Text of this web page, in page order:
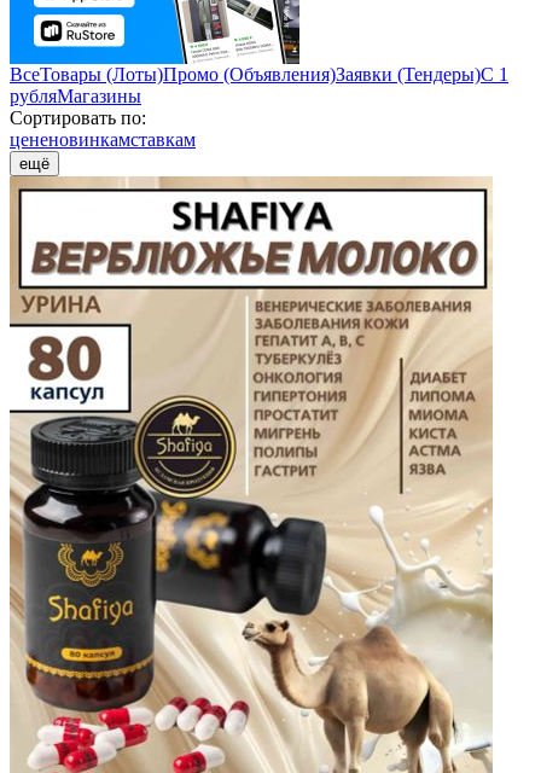
ВсеТовары (Лоты)Промо (Объявления)Заявки (Тендеры)С 1
рубляМагазины
Сортировать по:
цененовинкамставкам
ещё